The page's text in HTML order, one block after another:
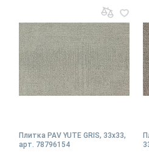
Плитка PAV YUTE GRIS, 33x33,
арт. 78796154